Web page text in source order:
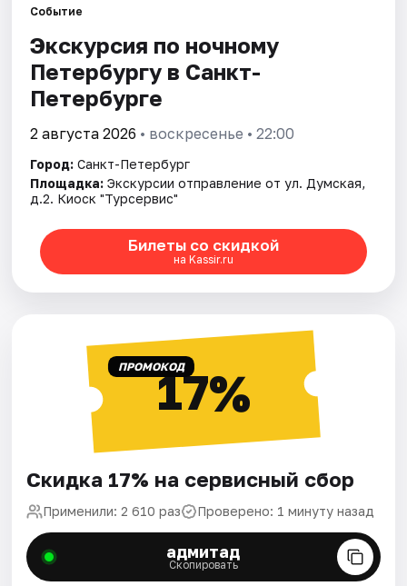
Города
Площадки
Артисты
Рейтинги
Событие
Экскурсия по ночному
Петербургу в Санкт-
Петербурге
2 августа 2026 • воскресенье • 22:00
Город: Санкт-Петербург
Площадка: Экскурсии отправление от ул. Думская,
д.2. Киоск "Турсервис"
Билеты со скидкой
на Kassir.ru
ПРОМОКОД17%
Скидка 17% на сервисный сбор
Применили: 2 610 раз Проверено: 1 минуту назад
адмитад
Скопировать